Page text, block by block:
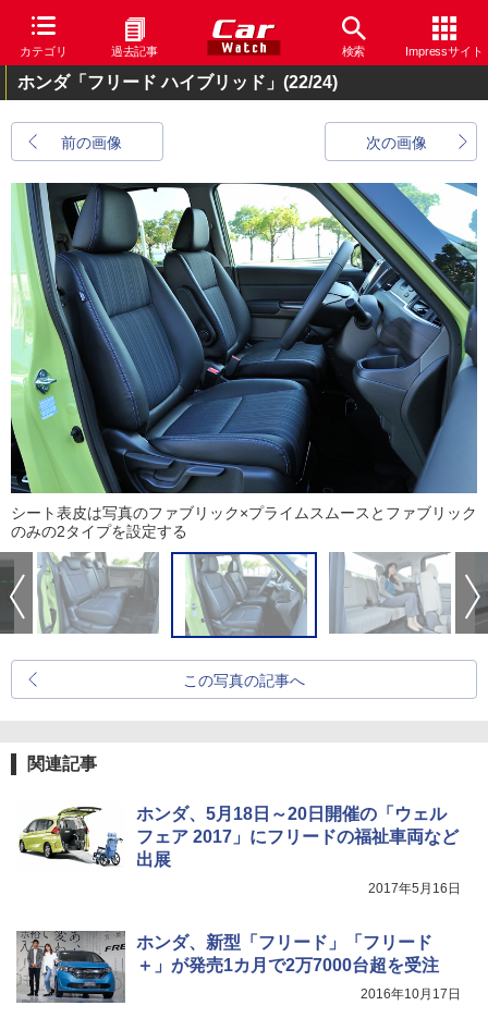
カテゴリ 過去記事 検索 Impressサイト
ホンダ「フリード ハイブリッド」 (22/24)
前の画像 次の画像
シート表皮は写真のファブリック×プライムスムースとファブリック
のみの2タイプを設定する
この写真の記事へ
関連記事
ホンダ、5月18日～20日開催の「ウェル
フェア 2017」にフリードの福祉車両など
出展
2017年5月16日
ホンダ、新型「フリード」「フリード
＋」が発売1カ月で2万7000台超を受注
2016年10月17日